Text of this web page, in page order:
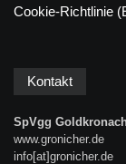
Cookie-Richtlinie
Kontakt
SpVgg
www.gronicher.de
info[at]gronicher.de